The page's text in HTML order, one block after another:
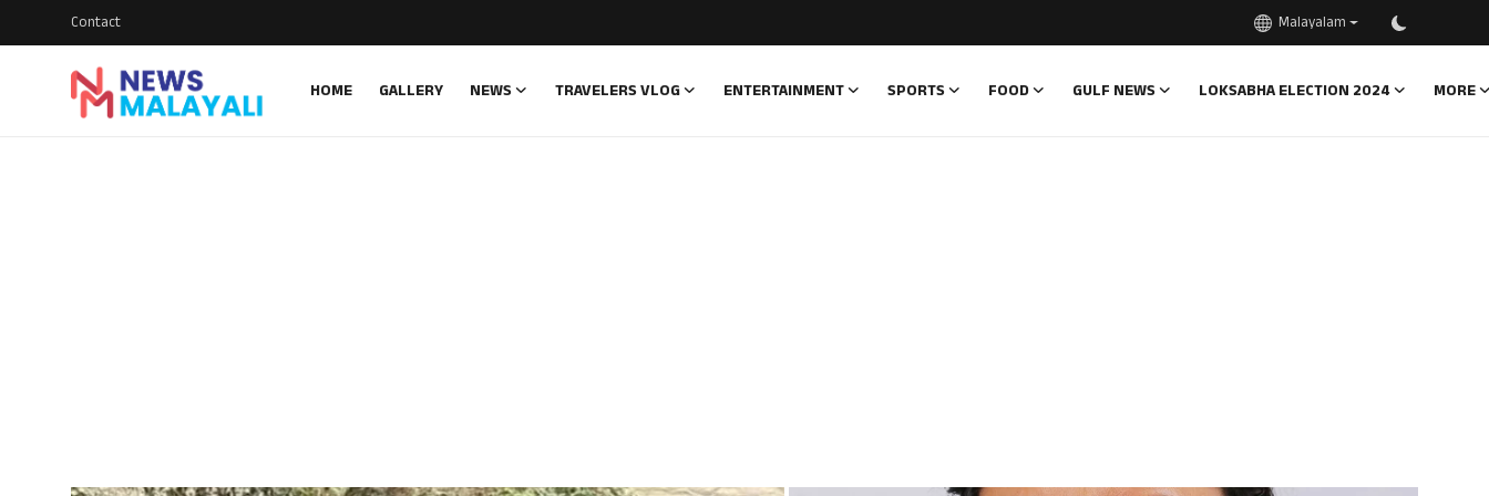
Contact Malayalam
HOME GALLERY NEWS TRAVELERS VLOG ENTERTAINMENT SPORTS FOOD GULF NEWS LOKSABHA ELECTION 2024 MORE